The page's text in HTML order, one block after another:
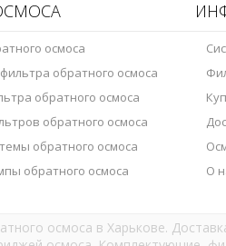
осмоса
обратного осмоса
обратного осмоса
обратного осмоса
обратного осмоса
обратного осмоса
О
осмоса в Харькове.